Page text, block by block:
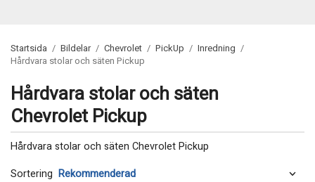
Startsida / Bildelar / Chevrolet / PickUp / Inredning /
Hårdvara stolar och säten Pickup
Hårdvara stolar och säten
Chevrolet Pickup
Hårdvara stolar och säten Chevrolet Pickup
Sortering